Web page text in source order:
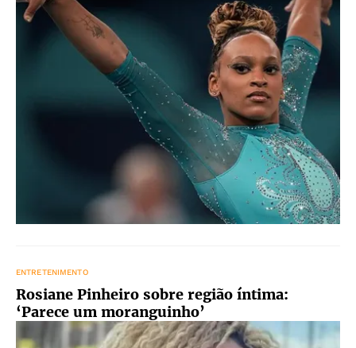
ENTRETENIMENTO
Rosiane Pinheiro sobre região íntima:
‘Parece um moranguinho’